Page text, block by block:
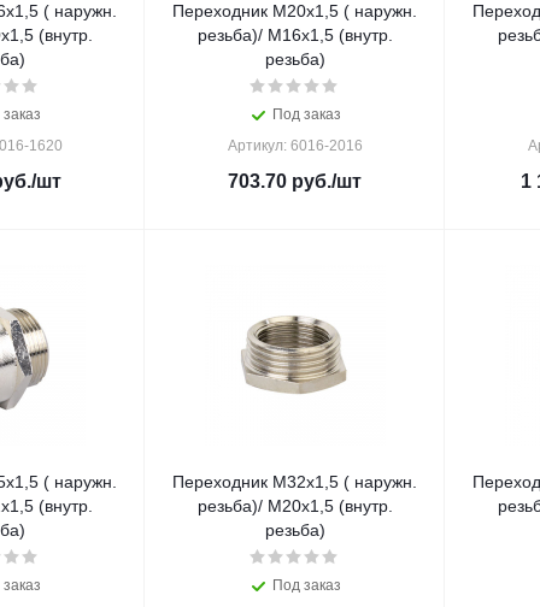
( наружн.
(внутр.
1620
/шт
Переходник M20x1,5 ( наружн.
резьба)/ M16x1,5 (внутр.
резьба)
Под заказ
Артикул: 6016-2016
703.70 руб./шт 1
( наружн.
(внутр.
Переходник M32x1,5 ( наружн.
резьба)/ M20x1,5 (внутр.
резьба)
Под заказ